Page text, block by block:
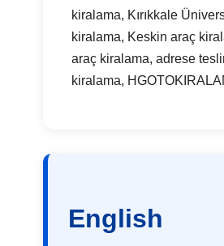
kiralama, Kırıkkale
kiralama, Keskin araç
araç kiralama, adrese
kiralama,
English